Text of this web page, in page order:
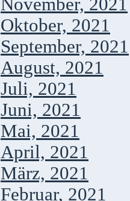
November, 2021
Oktober, 2021
September, 2021
August, 2021
Juli, 2021
Juni, 2021
Mai, 2021
April, 2021
März, 2021
Februar, 2021